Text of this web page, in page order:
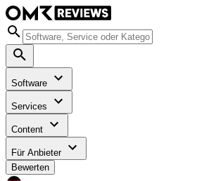
Software
Services
Content
Für Anbieter
Bewerten